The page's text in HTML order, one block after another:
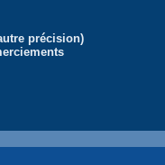
précision)